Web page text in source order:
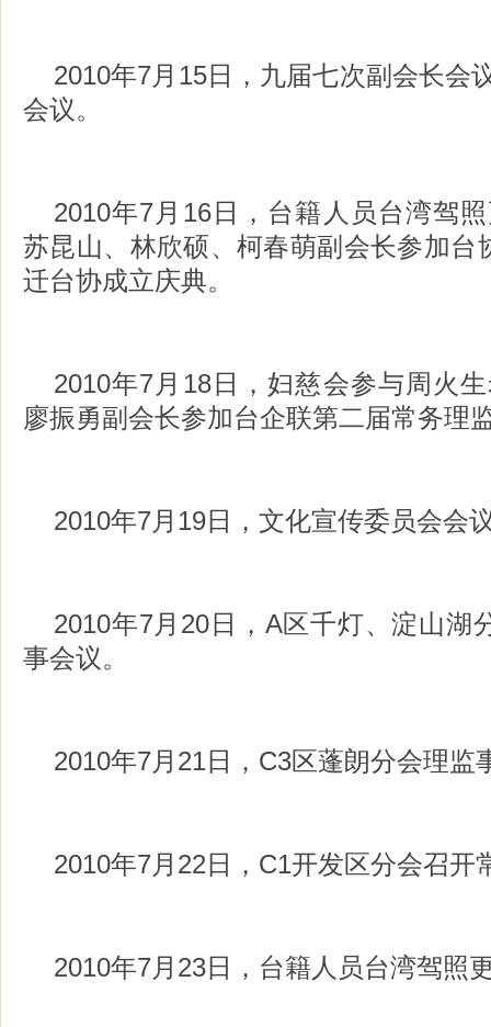
2010年7月15日，九届七次副会长会
会议。
2010年7月16日，台籍人员台湾驾
苏昆山、林欣硕、柯春萌副会长参加台
迁台协成立庆典。
2010年7月18日，妇慈会参与周火
廖振勇副会长参加台企联第二届常务理
2010年7月19日，文化宣传委员会会
2010年7月20日，A区千灯、淀山湖
事会议。
2010年7月21日，C3区蓬朗分会理监
2010年7月22日，C1开发区分会召开
2010年7月23日，台籍人员台湾驾照